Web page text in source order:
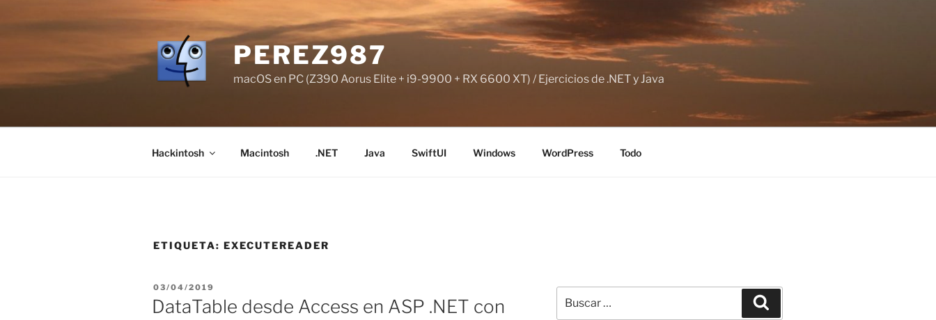
PEREZ987
macOS en PC (Z390 Aorus Elite + i9-9900 + RX 6600 XT) / Ejercicios de .NET y Java
Hackintosh Macintosh .NET Java SwiftUI Windows WordPress Todo
ETIQUETA: EXECUTEREADER
PUBLICADO
EL
03/04/2019
DataTable desde Access en ASP .NET con
por: